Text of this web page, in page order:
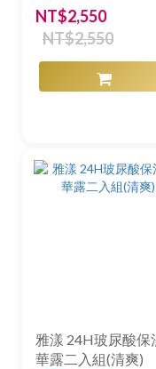
NT$2,550
NT$2,550
雅漾 24H玻尿酸保
華露二入組(清爽)